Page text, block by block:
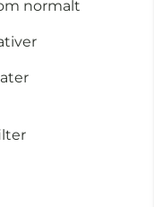
normalt